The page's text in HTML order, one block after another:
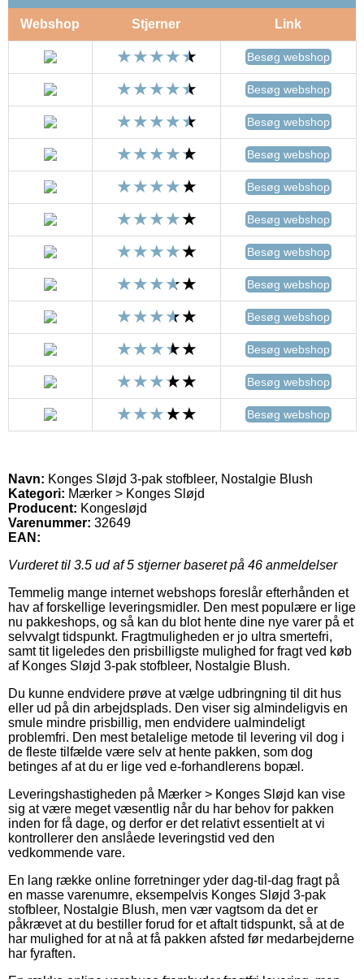
Webshop Stjerner Link
Besøg webshop
Besøg webshop
Besøg webshop
Besøg webshop
Besøg webshop
Besøg webshop
Besøg webshop
Besøg webshop
Besøg webshop
Besøg webshop
Besøg webshop
Besøg webshop
Navn: Konges Sløjd 3-pak stofbleer, Nostalgie Blush
Kategori: Mærker > Konges Sløjd
Producent: Kongesløjd
Varenummer: 32649
EAN:
Vurderet til 3.5 ud af 5 stjerner baseret på 46 anmeldelser
Temmelig mange internet webshops foreslår efterhånden et
hav af forskellige leveringsmidler. Den mest populære er lige
nu pakkeshops, og så kan du blot hente dine nye varer på et
selvvalgt tidspunkt. Fragtmuligheden er jo ultra smertefri,
samt tit ligeledes den prisbilligste mulighed for fragt ved køb
af Konges Sløjd 3-pak stofbleer, Nostalgie Blush.
Du kunne endvidere prøve at vælge udbringning til dit hus
eller ud på din arbejdsplads. Den viser sig almindeligvis en
smule mindre prisbillig, men endvidere ualmindeligt
problemfri. Den mest betalelige metode til levering vil dog i
de fleste tilfælde være selv at hente pakken, som dog
betinges af at du er lige ved e-forhandlerens bopæl.
Leveringshastigheden på Mærker > Konges Sløjd kan vise
sig at være meget væsentlig når du har behov for pakken
inden for få dage, og derfor er det relativt essentielt at vi
kontrollerer den anslåede leveringstid ved den
vedkommende vare.
En lang række online forretninger yder dag-til-dag fragt på
en masse varenumre, eksempelvis Konges Sløjd 3-pak
stofbleer, Nostalgie Blush, men vær vagtsom da det er
påkrævet at du bestiller forud for et aftalt tidspunkt, så at de
har mulighed for at nå at få pakken afsted før medarbejderne
har fyraften.